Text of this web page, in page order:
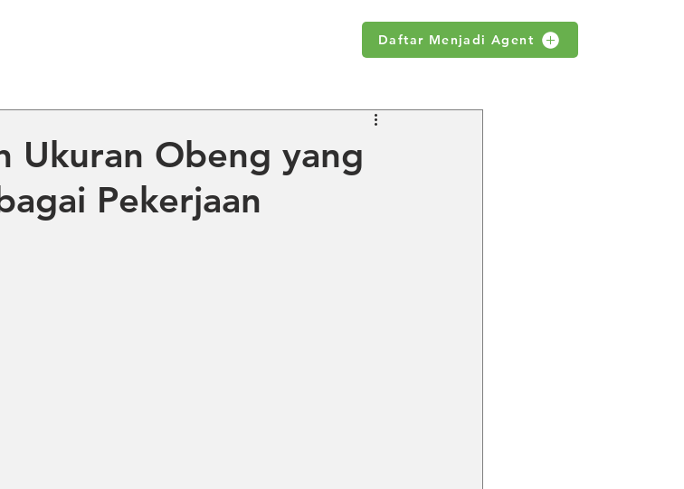
Daftar Menjadi Agent
Ukuran Obeng yang
Pekerjaan